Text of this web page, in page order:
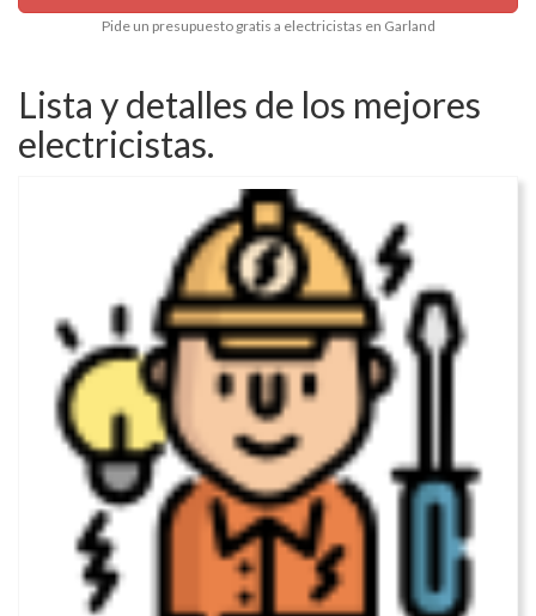
Pide un presupuesto gratis a electricistas en Garland
Lista y detalles de los mejores
electricistas.